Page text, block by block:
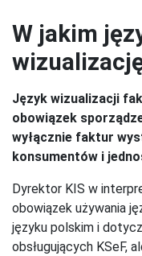
W jakim
Język wizualizacji
obowiązek
wyłącznie faktur
konsumentów i
Dyrektor KIS w
obowiązek używania
języku polskim i
obsługujących KSeF,